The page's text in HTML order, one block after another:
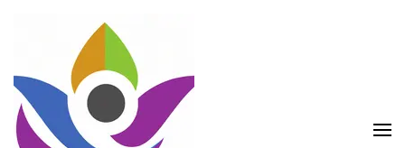
(druk
enter)